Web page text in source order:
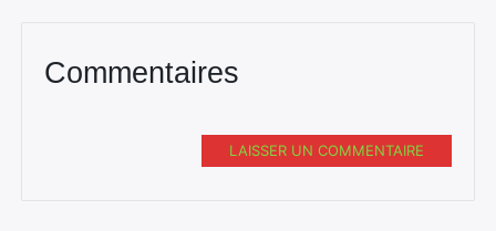
Commentaires
LAISSER UN COMMENTAIRE